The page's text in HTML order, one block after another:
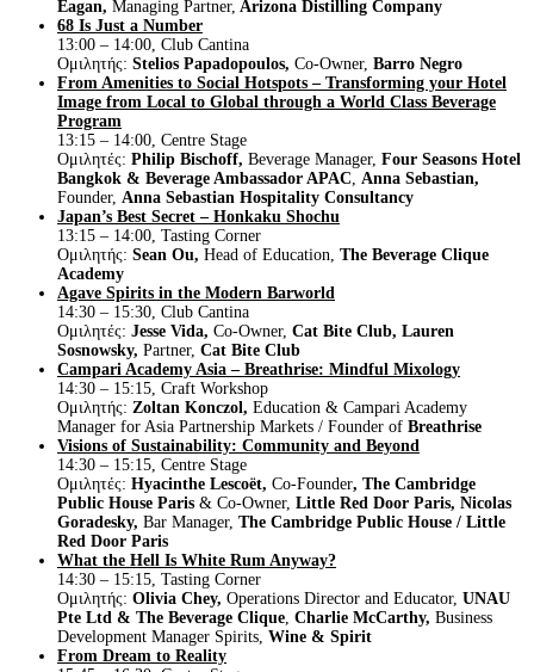
Eagan, Managing Partner, Arizona Distilling Company
68 Is Just a Number
13:00 – 14:00, Club Cantina
Ομιλητής: Stelios Papadopoulos, Co-Owner, Barro Negro
From Amenities to Social Hotspots – Transforming your Hotel
Image from Local to Global through a World Class Beverage
Program
13:15 – 14:00, Centre Stage
Ομιλητές: Philip Bischoff, Beverage Manager, Four Seasons Hotel
Bangkok & Beverage Ambassador APAC
Anna Sebastian,
Founder, Anna Sebastian Hospitality Consultancy
Japan’s Best Secret – Honkaku Shochu
13:15 – 14:00, Tasting Corner
Ομιλητής: Sean Ou, Head of Education, The Beverage Clique
Academy
Agave Spirits in the Modern Barworld
14:30 – 15:30, Club Cantina
Ομιλητές: Jesse Vida, Co-Owner, Cat Bite Club, Lauren
Sosnowsky, Partner, Cat Bite Club
Campari Academy Asia – Breathrise: Mindful Mixology
14:30 – 15:15, Craft Workshop
Ομιλητής: Zoltan Konczol, Education & Campari Academy
Manager for Asia Partnership Markets / Founder of Breathrise
Visions of Sustainability: Community and Beyond
14:30 – 15:15, Centre Stage
Ομιλητές: Hyacinthe Lescoët, Co-Founder, The Cambridge
Public House Paris & Co-Owner, Little Red Door Paris, Nicolas
Goradesky, Bar Manager, The Cambridge Public House / Little
Red Door Paris
What the Hell Is White Rum Anyway?
14:30 – 15:15, Tasting Corner
Ομιλητής: Olivia Chey, Operations Director and Educator, UNAU
Pte Ltd & The Beverage Clique Charlie McCarthy, Business
Development Manager Spirits, Wine & Spirit
From Dream to Reality